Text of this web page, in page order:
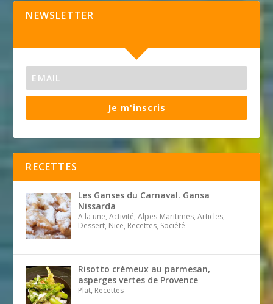
NEWSLETTER
Je m'inscris
RECETTES
Les Ganses du Carnaval. Gansa
Nissarda
A la une, Activité, Alpes-Maritimes, Articles,
Dessert, Nice, Recettes, Société
Risotto crémeux au parmesan,
asperges vertes de Provence
Plat, Recettes